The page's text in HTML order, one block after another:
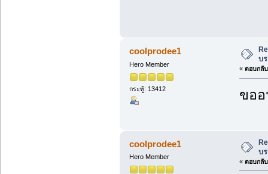
coolprodee1
Hero Member
กระทู้: 13412
บ
« ตอบกลั
ขอ
coolprodee1
Hero Member
บ
« ตอบกลั